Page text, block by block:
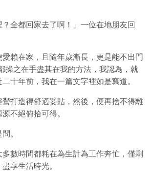
全都回家去了啊！」一位在地朋友回
賴在家，且隨年歲漸長，更是能不出門
操之在手盡其在我的方法，我認為，就
十年前，我在一篇文字裡如是寫道。
打造得舒適妥貼，然後，便再捨不得離
不絕俯拾可得。
。
數時間都耗在為生計為工作奔忙，僅剩
享生活時光。